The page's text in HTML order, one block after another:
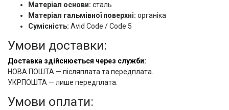
Матеріал основи: сталь
Матеріал гальмівної поверхні: органіка
Сумісність: Avid Code / Code 5
Умови доставки:
Доставка здійснюється через служби:
НОВА ПОШТА — післяплата та передплата.
УКРПОШТА — лише передплата.
Умови оплати: